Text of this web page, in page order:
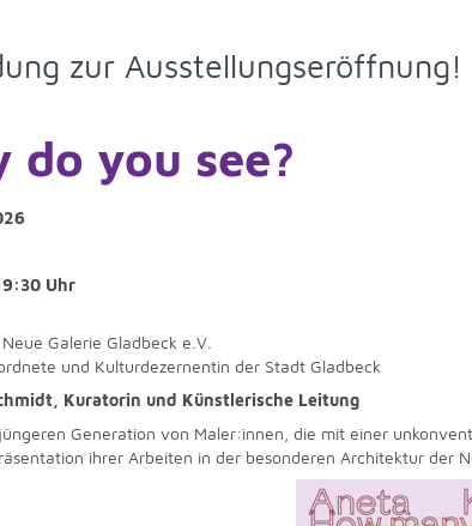
zur Ausstellungseröffnung!
do you see?
Uhr
Galerie Gladbeck e.V.
und Kulturdezernentin der Stadt Gladbeck
Kuratorin und Künstlerische Leitung
Generation von Maler:innen, die mit einer
ihrer Arbeiten in der besonderen Architektur der